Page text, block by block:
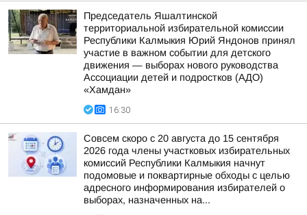
Председатель Яшалтинской
территориальной избирательной комиссии
Республики Калмыкия Юрий Яндонов принял
участие в важном событии для детского
движения — выборах нового руководства
Ассоциации детей и подростков (АДО)
«Хамдан»
16:30
Совсем скоро с 20 августа до 15 сентября
2026 года члены участковых избирательных
комиссий Республики Калмыкия начнут
подомовые и поквартирные обходы с целью
адресного информирования избирателей о
выборах, назначенных на...